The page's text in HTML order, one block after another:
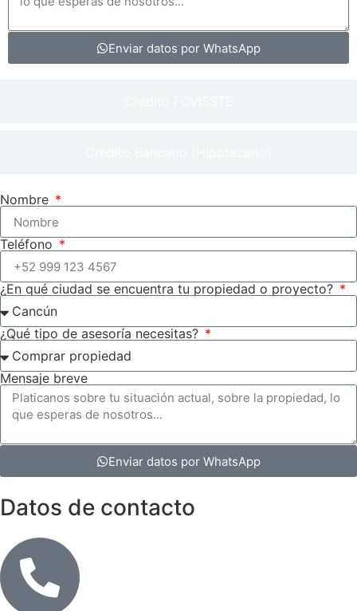
Enviar datos por WhatsApp
Nombre
Teléfono
¿En qué ciudad se encuentra tu propiedad o proyecto?
¿Qué tipo de asesoría necesitas?
Mensaje breve
Enviar datos por WhatsApp
Datos de contacto